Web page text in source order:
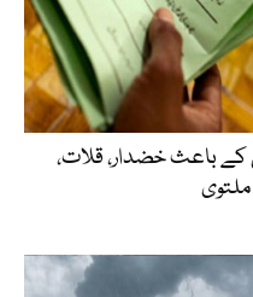
کے باعث خضدار، قلات،